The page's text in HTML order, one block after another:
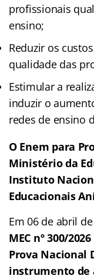
profissionais
ensino;
Reduzir os
qualidade das
Estimular a
induzir o
redes de ensino
O Enem para
Ministério da
Instituto
Educacionais
Em 06 de abril
MEC nº 300/
Prova Nacional
instrumento de